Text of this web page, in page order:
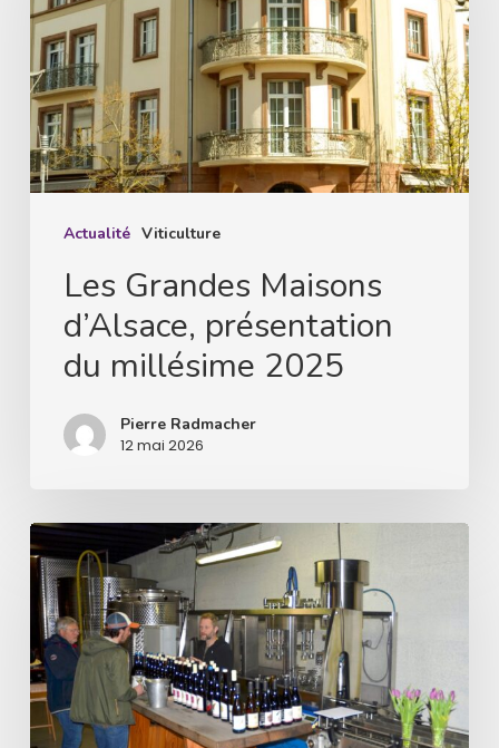
Actualité Viticulture
d’Alsace,
présentation
du
millésime
2025
Les Grandes Maisons
d’Alsace, présentation
du millésime 2025
Pierre Radmacher
12 mai 2026
JPO
Kreydenweiss